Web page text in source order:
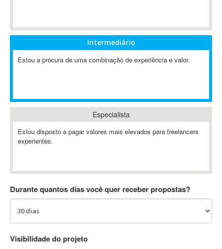
ABAP
ABBYY FineReader
Ableton Live
Abstract
Abstract Window Toolkit (AWT)
AC Drives
ACARS
AccountMate
Intermediário
Estou a procura de uma combinação de experiência e valor.
Especialista
Estou disposto a pagar valores mais elevados para freelancers
experientes.
Durante quantos dias você quer receber propostas?
Visibilidade do projeto